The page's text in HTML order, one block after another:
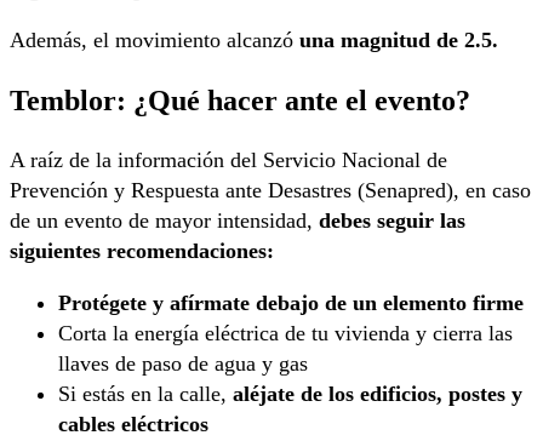
Además, el movimiento alcanzó una magnitud de 2.5.
Temblor: ¿Qué hacer ante el evento?
A raíz de la información del Servicio Nacional de
Prevención y Respuesta ante Desastres (Senapred), en caso
de un evento de mayor intensidad, debes seguir las
siguientes recomendaciones:
Protégete y afírmate debajo de un elemento firme
Corta la energía eléctrica de tu vivienda y cierra las
llaves de paso de agua y gas
Si estás en la calle, aléjate de los edificios, postes y
cables eléctricos